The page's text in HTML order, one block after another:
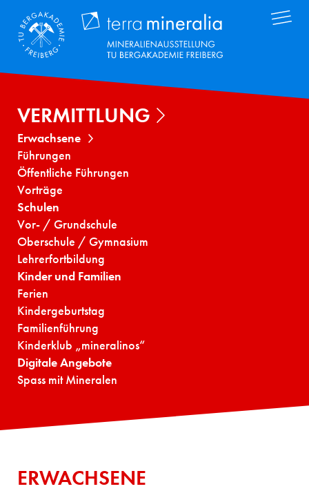
Inhalt
Terra
VERMITTLUNG
Erwachsene
Führungen
Öffentliche Führungen
Vorträge
Schulen
Vor- / Grundschule
Oberschule / Gymnasium
Lehrerfortbildung
Kinder und Familien
Ferien
Kindergeburtstag
Familienführung
Kinderklub „mineralinos“
Digitale Angebote
Spass mit Mineralen
ERWACHSENE